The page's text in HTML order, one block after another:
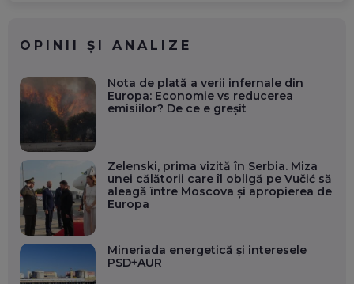
OPINII ȘI ANALIZE
Nota de plată a verii infernale din
Europa: Economie vs reducerea
emisiilor? De ce e greșit
Zelenski, prima vizită în Serbia. Miza
unei călătorii care îl obligă pe Vučić să
aleagă între Moscova și apropierea de
Europa
Mineriada energetică și interesele
PSD+AUR